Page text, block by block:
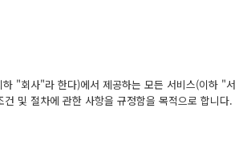
"회사"라 한다)에서 제공하는 모든 서비스(이하 "서
및 절차에 관한 사항을 규정함을 목적으로 합니다.